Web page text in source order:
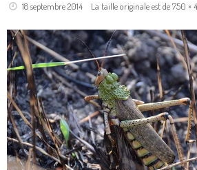
18 septembre 2014 La taille originale est de750 ×